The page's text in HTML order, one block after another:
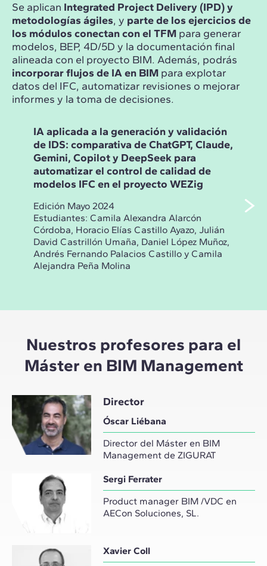
Se aplican Integrated Project Delivery (IPD) y
metodologías ágiles, y parte de los ejercicios de
los módulos conectan con el TFM para generar
modelos, BEP, 4D/5D y la documentación final
alineada con el proyecto BIM. Además, podrás
incorporar flujos de IA en BIM para explotar
datos del IFC, automatizar revisiones o mejorar
informes y la toma de decisiones.
IA aplicada a la generación y validación
de IDS: comparativa de ChatGPT, Claude,
Gemini, Copilot y DeepSeek para
automatizar el control de calidad de
modelos IFC en el proyecto WEZig
Edición Mayo 2024
Estudiantes: Camila Alexandra Alarcón
Córdoba, Horacio Elías Castillo Ayazo, Julián
David Castrillón Umaña, Daniel López Muñoz,
Andrés Fernando Palacios Castillo y Camila
Alejandra Peña Molina
Nuestros profesores para el
Máster en BIM Management
Director
Óscar Liébana
Director del Máster en BIM
Management de ZIGURAT
Sergi Ferrater
Product manager BIM /VDC en
AECon Soluciones, SL.
Xavier Coll